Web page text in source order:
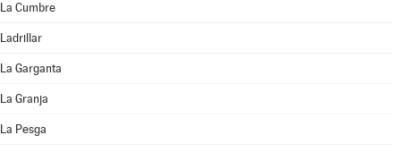
La Cumbre
Ladrillar
La Garganta
La Granja
La Pesga